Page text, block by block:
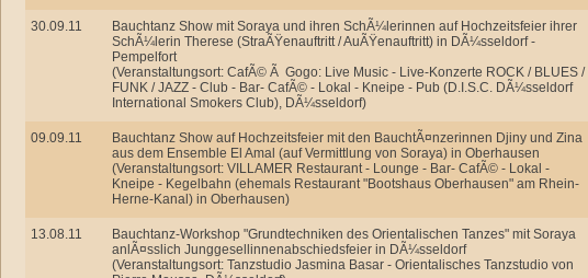
30.09.11
Bauchtanz Show mit Soraya und ihren SchÃ¼lerinnen auf Hochzeitsfeier ihrer
SchÃ¼lerin Therese (StraÃŸenauftritt / AuÃŸenauftritt) in DÃ¼sseldorf -
Pempelfort
(Veranstaltungsort: CafÃ© Ã Gogo: Live Music - Live-Konzerte ROCK / BLUES /
FUNK / JAZZ - Club - Bar- CafÃ© - Lokal - Kneipe - Pub (D.I.S.C. DÃ¼sseldorf
International Smokers Club), DÃ¼sseldorf)
09.09.11
Bauchtanz Show auf Hochzeitsfeier mit den BauchtÃ¤nzerinnen Djiny und Zina
aus dem Ensemble El Amal (auf Vermittlung von Soraya) in Oberhausen
(Veranstaltungsort: VILLAMER Restaurant - Lounge - Bar- CafÃ© - Lokal -
Kneipe - Kegelbahn (ehemals Restaurant "Bootshaus Oberhausen" am Rhein-
Herne-Kanal) in Oberhausen)
13.08.11
Bauchtanz-Workshop "Grundtechniken des Orientalischen Tanzes" mit Soraya
anlÃ¤sslich Junggesellinnenabschiedsfeier in DÃ¼sseldorf
(Veranstaltungsort: Tanzstudio Jasmina Basar - Orientalisches Tanzstudio von